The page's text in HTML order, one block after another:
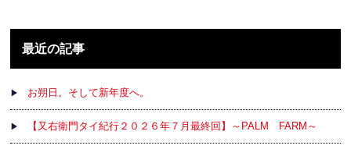
最近の記事
お朔日。そして新年度へ。
【又右衛門タイ紀行２０２６年７月最終回】～PALM FARM～